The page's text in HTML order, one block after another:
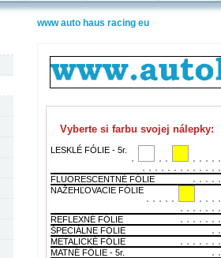
www auto haus racing eu
Vyberte si farbu svojej nálepky:
LESKLÉ FÓLIE - 5r.
FLUORESCENTNÉ FÓLIE
NAŽEHĽOVACIE FÓLIE
REFLEXNÉ FÓLIE
ŠPECIÁLNE FÓLIE
METALICKÉ FÓLIE
MATNÉ FÓLIE - 5r.